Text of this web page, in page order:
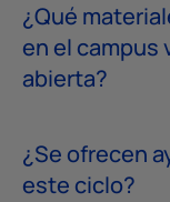
¿Qué
en el campus
abierta?
¿Se ofrecen
este ciclo?